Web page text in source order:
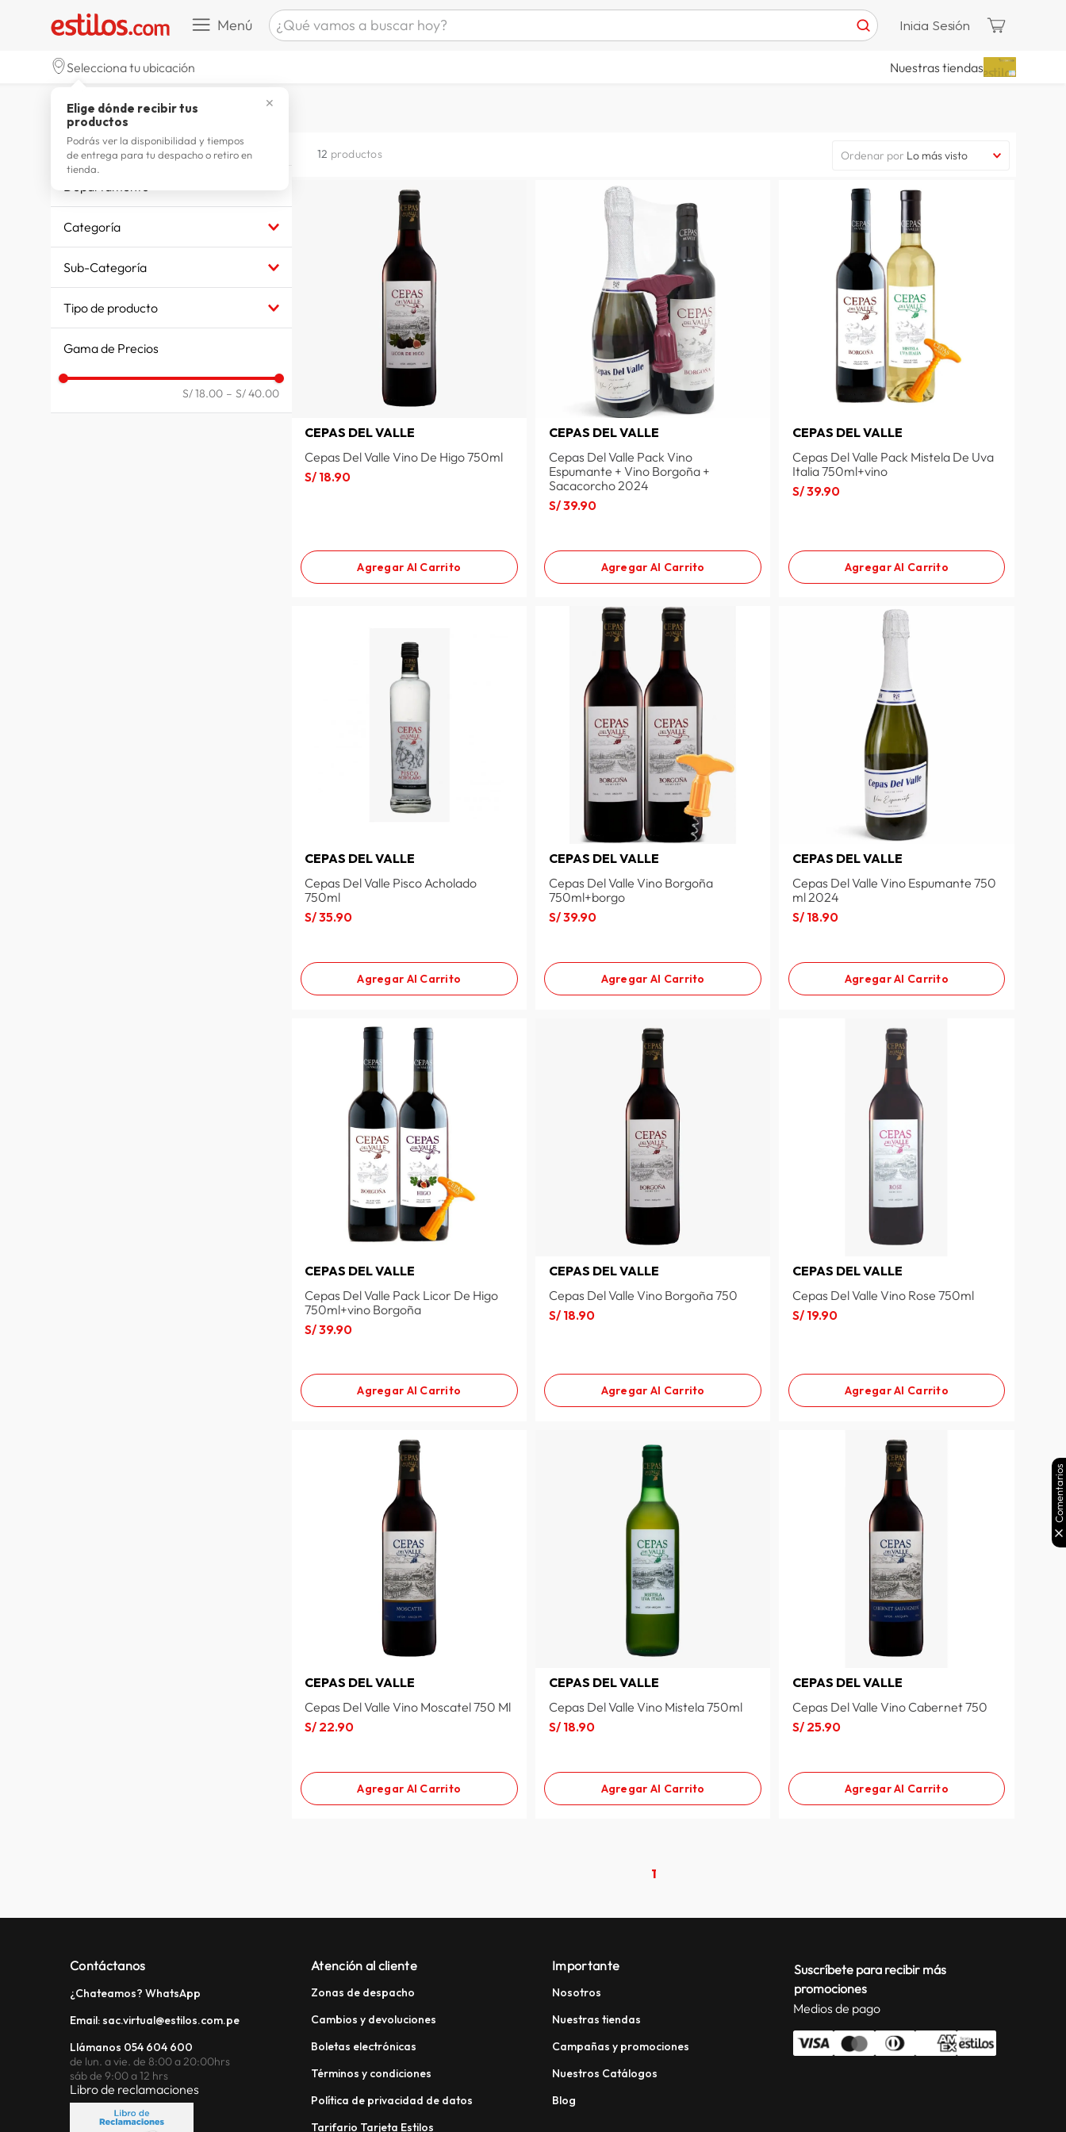
Menú ¿Qué vamos a buscar hoy?
7.
10
Inicia Sesión
Selecciona tu ubicación
✕
Elige dónde recibir tus
productos
Podrás ver la disponibilidad y tiempos
de entrega para tu despacho o retiro en
tienda.
Nuestras tiendas
CEPAS DEL VALLE
Departamento
Categoría
Sub-Categoría
Tipo de producto
ESPUMANTES
LICORES
Gama de Precios
S/ 18.00 – S/ 40.00
12 productos Ordenar por Lo más visto
CEPAS DEL VALLE
Cepas Del Valle Vino De Higo 750ml
S/ 18.90
Agregar Al Carrito
CEPAS DEL VALLE
Cepas Del Valle Pack Vino
Espumante + Vino Borgoña +
Sacacorcho 2024
S/39.90
Agregar Al Carrito
CEPAS DEL VALLE
Cepas Del Valle Pack Mistela De Uva
Italia 750ml+vino
S/39.90
Agregar Al Carrito
CEPAS DEL VALLE
Cepas Del Valle Pisco Acholado
750ml
S/35.90
Agregar Al Carrito
CEPAS DEL VALLE
Cepas Del Valle Vino Borgoña
750ml+borgo
S/39.90
Agregar Al Carrito
CEPAS DEL VALLE
Cepas Del Valle Vino Espumante 750
ml 2024
S/ 18.90
Agregar Al Carrito
CEPAS DEL VALLE
Cepas Del Valle Pack Licor De Higo
750ml+vino Borgoña
S/39.90
Agregar Al Carrito
CEPAS DEL VALLE
Cepas Del Valle Vino Borgoña 750
S/ 18.90
Agregar Al Carrito
CEPAS DEL VALLE
Cepas Del Valle Vino Rose 750ml
S/ 19.90
Agregar Al Carrito
CEPAS DEL VALLE
Cepas Del Valle Vino Moscatel 750 Ml
S/ 22.90
Agregar Al Carrito
CEPAS DEL VALLE
Cepas Del Valle Vino Mistela 750ml
S/ 18.90
Agregar Al Carrito
CEPAS DEL VALLE
Cepas Del Valle Vino Cabernet 750
S/ 25.90
Agregar Al Carrito
1
Contáctanos
¿Chateamos? WhatsApp
Email: sac.virtual@estilos.com.pe
Llámanos 054 604 600
de lun. a vie. de 8:00 a 20:00hrs
sáb de 9:00 a 12 hrs
Libro de reclamaciones
Atención al cliente
Zonas de despacho
Cambios y devoluciones
Boletas electrónicas
Términos y condiciones
Política de privacidad de datos
Tarifario Tarjeta Estilos
Importante
Nosotros
Nuestras tiendas
Campañas y promociones
Nuestros Catálogos
Blog
Suscríbete para recibir más
promociones
Medios de pago
Comentarios